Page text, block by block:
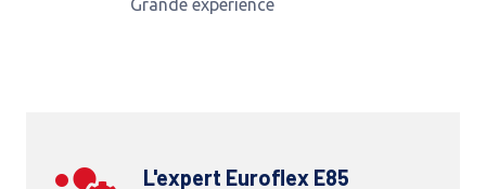
Grande expérience
L'expert Euroflex E85